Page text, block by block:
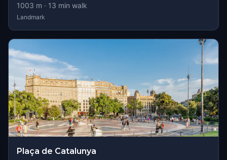
1003 m · 13 min walk
Landmark
Plaça de Catalunya